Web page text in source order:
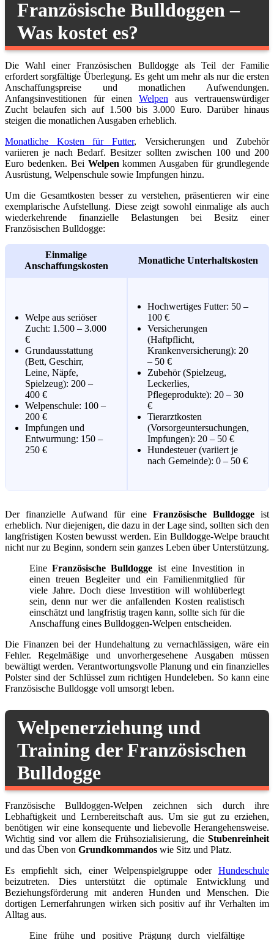
Französische Bulldoggen –
Was kostet es?
Die Wahl einer Französischen Bulldogge als Teil der Familie
erfordert sorgfältige Überlegung. Es geht um mehr als nur die ersten
Anschaffungspreise und monatlichen Aufwendungen.
Anfangsinvestitionen für einen Welpen aus vertrauenswürdiger
Zucht belaufen sich auf 1.500 bis 3.000 Euro. Darüber hinaus
steigen die monatlichen Ausgaben erheblich.
Monatliche Kosten für Futter, Versicherungen und Zubehör
variieren je nach Bedarf. Besitzer sollten zwischen 100 und 200
Euro bedenken. Bei Welpen kommen Ausgaben für grundlegende
Ausrüstung, Welpenschule sowie Impfungen hinzu.
Um die Gesamtkosten besser zu verstehen, präsentieren wir eine
exemplarische Aufstellung. Diese zeigt sowohl einmalige als auch
wiederkehrende finanzielle Belastungen bei Besitz einer
Französischen Bulldogge:
Einmalige
Anschaffungskosten
Monatliche Unterhaltskosten
Welpe aus seriöser
Zucht: 1.500 – 3.000
€
Grundausstattung
(Bett, Geschirr,
Leine, Näpfe,
Spielzeug): 200 –
400 €
Welpenschule: 100 –
200 €
Impfungen und
Entwurmung: 150 –
250 €
Hochwertiges Futter: 50 –
100 €
Versicherungen
(Haftpflicht,
Krankenversicherung): 20
– 50 €
Zubehör (Spielzeug,
Leckerlies,
Pflegeprodukte): 20 – 30
€
Tierarztkosten
(Vorsorgeuntersuchungen,
Impfungen): 20 – 50 €
Hundesteuer (variiert je
nach Gemeinde): 0 – 50 €
Der finanzielle Aufwand für eine Französische Bulldogge ist
erheblich. Nur diejenigen, die dazu in der Lage sind, sollten sich den
langfristigen Kosten bewusst werden. Ein Bulldogge-Welpe braucht
nicht nur zu Beginn, sondern sein ganzes Leben über Unterstützung.
EineFranzösische Bulldogge ist eine Investition in
einen treuen Begleiter und ein Familienmitglied für
viele Jahre. Doch diese Investition will wohlüberlegt
sein, denn nur wer die anfallenden Kosten realistisch
einschätzt und langfristig tragen kann, sollte sich für die
Anschaffung eines Bulldoggen-Welpen entscheiden.
Die Finanzen bei der Hundehaltung zu vernachlässigen, wäre ein
Fehler. Regelmäßige und unvorhergesehene Ausgaben müssen
bewältigt werden. Verantwortungsvolle Planung und ein finanzielles
Polster sind der Schlüssel zum richtigen Hundeleben. So kann eine
Französische Bulldogge voll umsorgt leben.
Welpenerziehung und
Training der Französischen
Bulldogge
Französische Bulldoggen-Welpen zeichnen sich durch ihre
Lebhaftigkeit und Lernbereitschaft aus. Um sie gut zu erziehen,
benötigen wir eine konsequente und liebevolle Herangehensweise.
Wichtig sind vor allem die Frühsozialisierung, die Stubenreinheit
und das Üben von Grundkommandos wie Sitz und Platz.
Es empfiehlt sich, einer Welpenspielgruppe oder Hundeschule
beizutreten. Dies unterstützt die optimale Entwicklung und
Beziehungsförderung mit anderen Hunden und Menschen. Die
dortigen Lernerfahrungen wirken sich positiv auf ihr Verhalten im
Alltag aus.
Eine frühe und positive Prägung durch vielfältige